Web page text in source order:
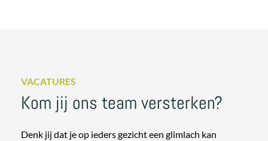
VACATURES
Kom jij ons team versterken?
Denk jij dat je op ieders gezicht een glimlach kan